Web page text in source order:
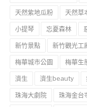
天然紫地瓜粉 天然草
小提琴 忘憂森林
新竹景點 新竹觀光工
梅華城市公園 梅華生
濟生 濟生beauty
珠海大劇院 珠海金台